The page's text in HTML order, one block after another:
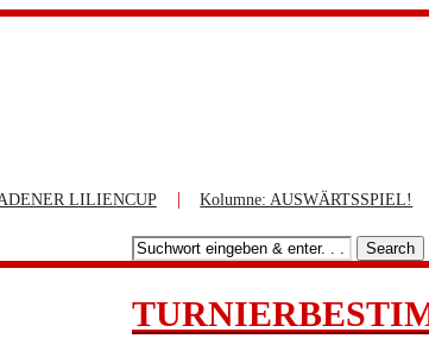
LILIENCUP | Kolumne: AUSWÄRTSSPIEL!
Search